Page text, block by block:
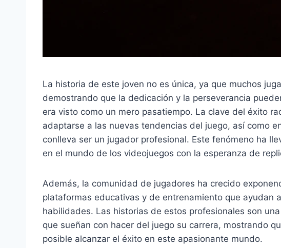
La historia de este joven no es única, ya que muchos
demostrando que la dedicación y la perseverancia
era visto como un mero pasatiempo. La clave del éxito
adaptarse a las nuevas tendencias del juego, así como
conlleva ser un jugador profesional. Este fenómeno ha
en el mundo de los videojuegos con la esperanza de
Además, la comunidad de jugadores ha crecido
plataformas educativas y de entrenamiento que ayudan
habilidades. Las historias de estos profesionales son
que sueñan con hacer del juego su carrera, mostrando
posible alcanzar el éxito en este apasionante mundo.